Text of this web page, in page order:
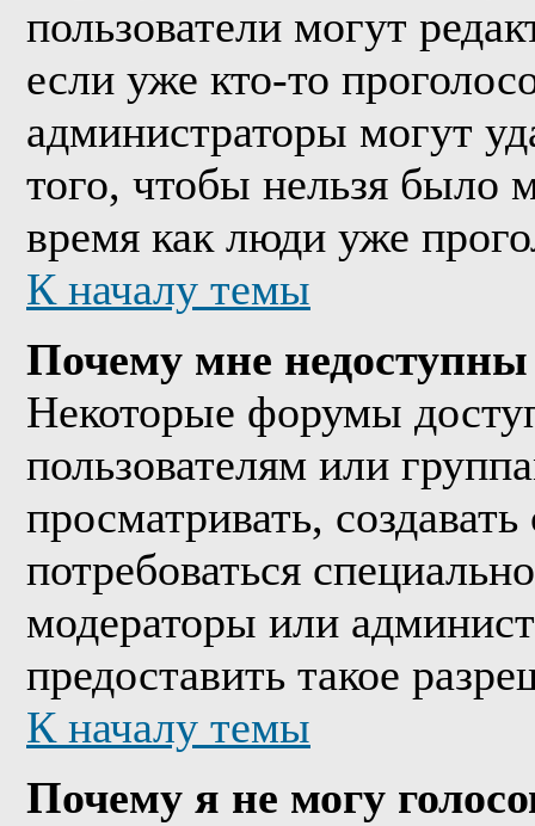
пользователи могут
если уже кто-то
администраторы могут
того, чтобы нельзя было
время как люди уже
К началу темы
Почему мне
Некоторые форумы
пользователям или
просматривать,
потребоваться
модераторы или
предоставить такое
К началу темы
Почему я не могу